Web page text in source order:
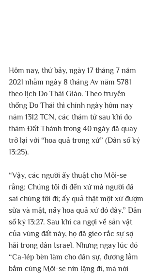
Hôm nay, thứ bảy, ngày 17 tháng 7 năm
2021 nhằm ngày 8 tháng Av năm 5781
theo lịch Do Thái Giáo. Theo truyền
thống Do Thái thì chính ngày hôm nay
năm 1312 TCN, các thám tử sau khi do
thám Đất Thánh trong 40 ngày đã quay
trở lại với “hoa quả trong xứ” (Dân số ký
13:25).
“Vậy, các người ấy thuật cho Môi-se
rằng: Chúng tôi đi đến xứ mà người đã
sai chúng tôi đi; ấy quả thật một xứ đượm
sữa và mật, nầy hoa quả xứ đó đây.” Dân
số ký 13:27. Sau khi ca ngợi về sản vật
của vùng đất này, họ đã gieo rắc sự sợ
hãi trong dân Israel. Nhưng ngay lúc đó
“Ca-lép bèn làm cho dân sự, đương lằm
bằm cùng Môi-se nín lặng đi, mà nói